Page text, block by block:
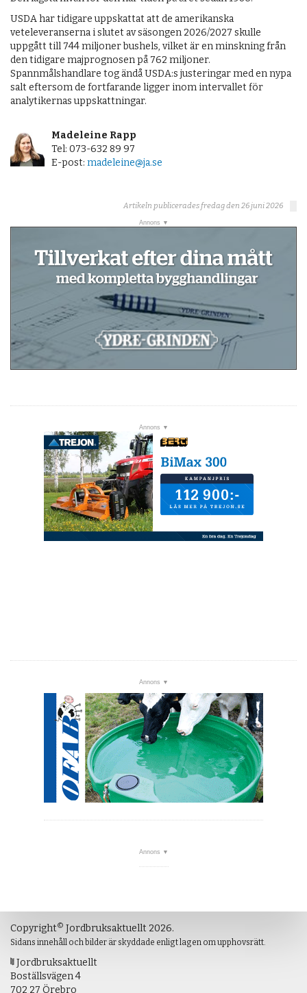
USDA har tidigare uppskattat att de amerikanska
veteleveranserna i slutet av säsongen 2026/2027 skulle
uppgått till 744 miljoner bushels, vilket är en minskning från
den tidigare majprognosen på 762 miljoner.
Spannmålshandlare tog ändå USDA:s justeringar med en nypa
salt eftersom de fortfarande ligger inom intervallet för
analytikernas uppskattningar.
Madeleine Rapp
Tel: 073-632 89 97
E-post: madeleine@ja.se
Artikeln publicerades fredag den 26 juni 2026
Copyright© Jordbruksaktuellt 2026.
Sidans innehåll och bilder är skyddade enligt lagen om upphovsrätt.
Jordbruksaktuellt
Boställsvägen 4
702 27 Örebro